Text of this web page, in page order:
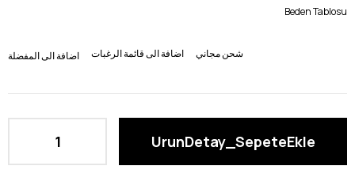
Beden Tablosu
اضافة الى المفضلة اضافة الى قائمة الرغبات شحن مجاني